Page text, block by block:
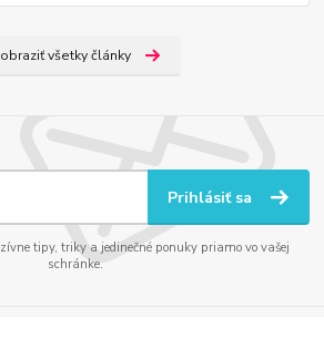
všetky články
Prihlásiť sa
tipy, triky a jedinečné ponuky priamo vo vašej
schránke.